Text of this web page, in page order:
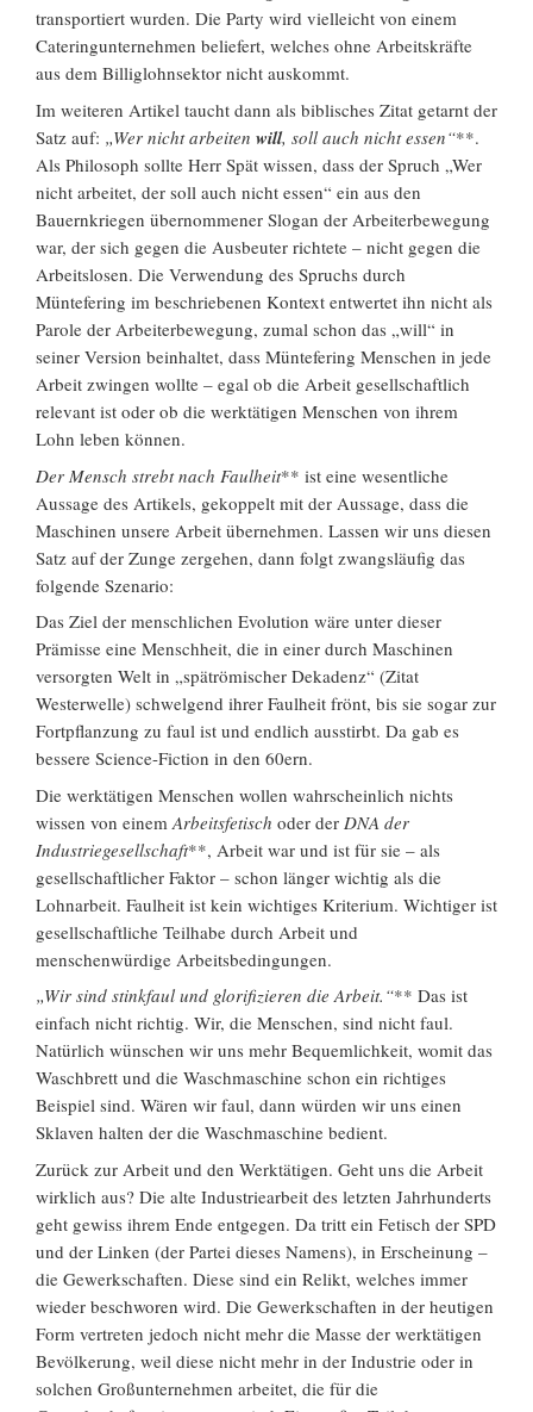
transportiert wurden. Die Party wird vielleicht von einem
Cateringunternehmen beliefert, welches ohne Arbeitskräfte
aus dem Billiglohnsektor nicht auskommt.
Im weiteren Artikel taucht dann als biblisches Zitat getarnt der
Satz auf: „Wer nicht arbeiten will, soll auch nicht essen“**.
Als Philosoph sollte Herr Spät wissen, dass der Spruch „Wer
nicht arbeitet, der soll auch nicht essen“ ein aus den
Bauernkriegen übernommener Slogan der Arbeiterbewegung
war, der sich gegen die Ausbeuter richtete – nicht gegen die
Arbeitslosen. Die Verwendung des Spruchs durch
Müntefering im beschriebenen Kontext entwertet ihn nicht als
Parole der Arbeiterbewegung, zumal schon das „will“ in
seiner Version beinhaltet, dass Müntefering Menschen in jede
Arbeit zwingen wollte – egal ob die Arbeit gesellschaftlich
relevant ist oder ob die werktätigen Menschen von ihrem
Lohn leben können.
Der Mensch strebt nach Faulheit** ist eine wesentliche
Aussage des Artikels, gekoppelt mit der Aussage, dass die
Maschinen unsere Arbeit übernehmen. Lassen wir uns diesen
Satz auf der Zunge zergehen, dann folgt zwangsläufig das
folgende Szenario:
Das Ziel der menschlichen Evolution wäre unter dieser
Prämisse eine Menschheit, die in einer durch Maschinen
versorgten Welt in „spätrömischer Dekadenz“ (Zitat
Westerwelle) schwelgend ihrer Faulheit frönt, bis sie sogar zur
Fortpflanzung zu faul ist und endlich ausstirbt. Da gab es
bessere Science-Fiction in den 60ern.
Die werktätigen Menschen wollen wahrscheinlich nichts
wissen von einem Arbeitsfetisch oder der DNA der
Industriegesellschaft**, Arbeit war und ist für sie – als
gesellschaftlicher Faktor – schon länger wichtig als die
Lohnarbeit. Faulheit ist kein wichtiges Kriterium. Wichtiger ist
gesellschaftliche Teilhabe durch Arbeit und
menschenwürdige Arbeitsbedingungen.
„Wir sind stinkfaul und glorifizieren die Arbeit.“** Das ist
einfach nicht richtig. Wir, die Menschen, sind nicht faul.
Natürlich wünschen wir uns mehr Bequemlichkeit, womit das
Waschbrett und die Waschmaschine schon ein richtiges
Beispiel sind. Wären wir faul, dann würden wir uns einen
Sklaven halten der die Waschmaschine bedient.
Zurück zur Arbeit und den Werktätigen. Geht uns die Arbeit
wirklich aus? Die alte Industriearbeit des letzten Jahrhunderts
geht gewiss ihrem Ende entgegen. Da tritt ein Fetisch der SPD
und der Linken (der Partei dieses Namens), in Erscheinung –
die Gewerkschaften. Diese sind ein Relikt, welches immer
wieder beschworen wird. Die Gewerkschaften in der heutigen
Form vertreten jedoch nicht mehr die Masse der werktätigen
Bevölkerung, weil diese nicht mehr in der Industrie oder in
solchen Großunternehmen arbeitet, die für die